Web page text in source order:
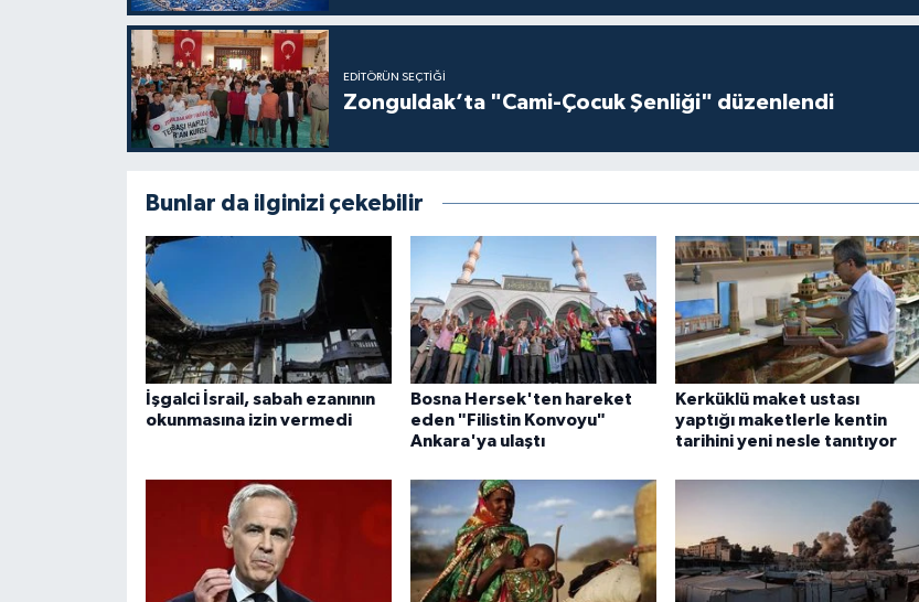
EDITÖRÜN SEÇTIĞI
Zonguldak’ta "Cami-Çocuk Şenliği" düzenlendi
Bunlar da ilginizi çekebilir
İşgalci İsrail, sabah ezanının
okunmasına izin vermedi
Bosna Hersek'ten hareket
eden "Filistin Konvoyu"
Ankara'ya ulaştı
Kerküklü maket ustası
yaptığı maketlerle kentin
tarihini yeni nesle tanıtıyor
Hakkari Müftülüğü
Hatay Müftülüğü
Iğdır Müftülüğü
Isparta Müftülüğü
İstanbul Müftülüğü
İzmir Müftülüğü
Kahramanmaraş Müftülüğü
Karabük Müftülüğü
Karaman Müftülüğü
Kastamonu Müftülüğü